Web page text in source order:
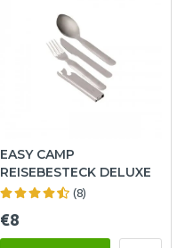
EASY CAMP
REISEBESTECK DELUXE
(8)
€8